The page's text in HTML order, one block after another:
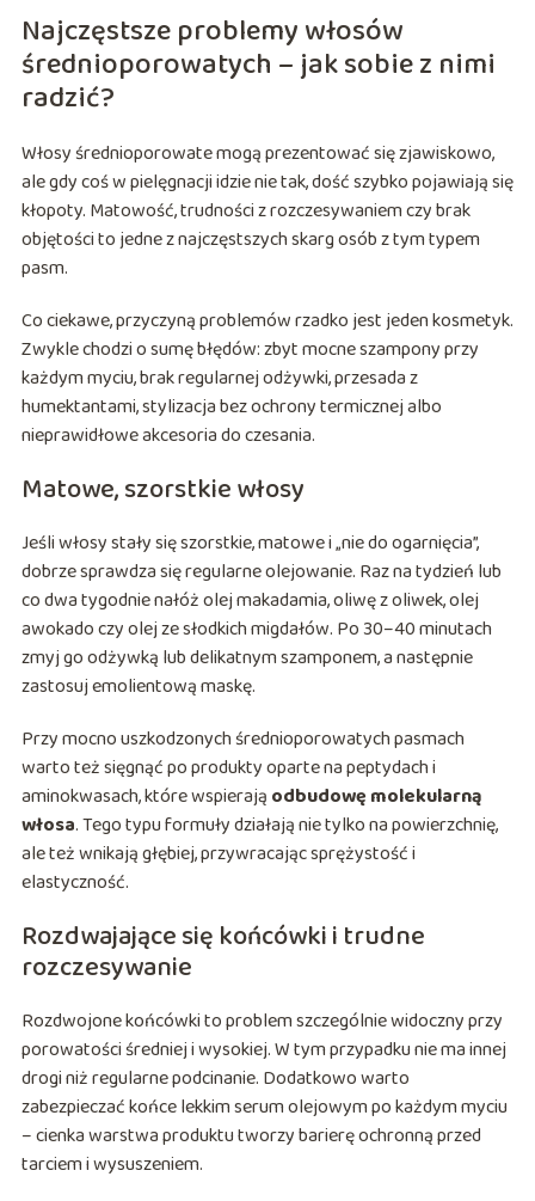
Najczęstsze problemy włosów
średnioporowatych – jak sobie z nimi
radzić?
Włosy średnioporowate mogą prezentować się zjawiskowo,
ale gdy coś w pielęgnacji idzie nie tak, dość szybko pojawiają się
kłopoty. Matowość, trudności z rozczesywaniem czy brak
objętości to jedne z najczęstszych skarg osób z tym typem
pasm.
Co ciekawe, przyczyną problemów rzadko jest jeden kosmetyk.
Zwykle chodzi o sumę błędów: zbyt mocne szampony przy
każdym myciu, brak regularnej odżywki, przesada z
humektantami, stylizacja bez ochrony termicznej albo
nieprawidłowe akcesoria do czesania.
Matowe, szorstkie włosy
Jeśli włosy stały się szorstkie, matowe i „nie do ogarnięcia”,
dobrze sprawdza się regularne olejowanie. Raz na tydzień lub
co dwa tygodnie nałóż olej makadamia, oliwę z oliwek, olej
awokado czy olej ze słodkich migdałów. Po 30–40 minutach
zmyj go odżywką lub delikatnym szamponem, a następnie
zastosuj emolientową maskę.
Przy mocno uszkodzonych średnioporowatych pasmach
warto też sięgnąć po produkty oparte na peptydach i
aminokwasach, które wspierają odbudowę molekularną
włosa. Tego typu formuły działają nie tylko na powierzchnię,
ale też wnikają głębiej, przywracając sprężystość i
elastyczność.
Rozdwajające się końcówki i trudne
rozczesywanie
Rozdwojone końcówki to problem szczególnie widoczny przy
porowatości średniej i wysokiej. W tym przypadku nie ma innej
drogi niż regularne podcinanie. Dodatkowo warto
zabezpieczać końce lekkim serum olejowym po każdym myciu
– cienka warstwa produktu tworzy barierę ochronną przed
tarciem i wysuszeniem.